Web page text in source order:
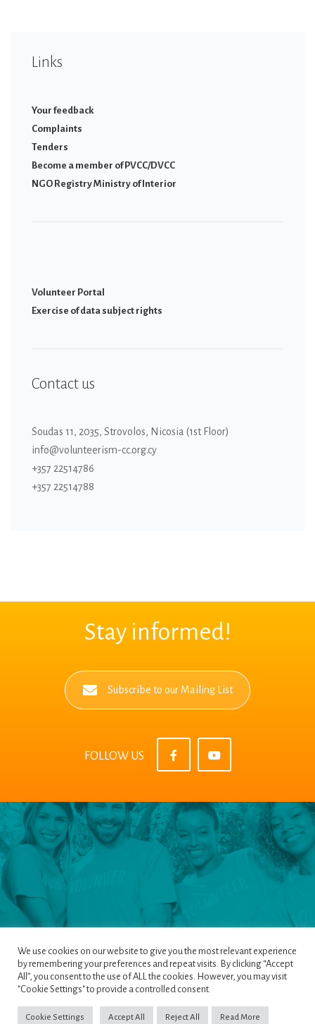
Links
Your feedback
Complaints
Tenders
Become a member of PVCC/DVCC
NGO Registry Ministry of Interior
Volunteer Portal
Εxercise of data subject rights
Contact us
Soudas 11, 2035, Strovolos, Nicosia (1st Floor)
info@volunteerism-cc.org.cy
+357 22514786
+357 22514788
Stay informed!
Subscribe to our Mailing List
FOLLOW US
Pages|Privacy Policy|Terms & Conditions
Cookie Policy
We use cookies on our website to give you the most relevant experience
by remembering your preferences and repeat visits. By clicking “Accept
All”, you consent to the use of ALL the cookies. However, you may visit
"Cookie Settings" to provide a controlled consent.
Cookie Settings Accept All Reject All Read More